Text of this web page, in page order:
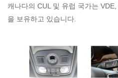
캐나다의 CUL 및 유럽 국가는
을 보유하고 있습니다.